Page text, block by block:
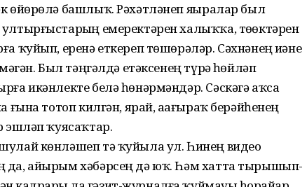
өйөрөлә башлыҡ. Рәхәтләнеп яҙҙыралар был
емеректәрен халыҡҡа, төҙөктәрен
ҡуйып, еренә еткереп төшөрәләр. Сәхнәнең иҙәне
Был тәңгәлдә етәксенең түрҙә һөйләп
икәнлекте белә һөнәрмәндәр. Сәскәгә аҡса
ғына тотоп килгән, ярай, аҙағыраҡ берәйһенең
эшләп ҡуясаҡтар.
көнләшеп тә ҡуйыла ул. Һинең видео
да, айырым хәбәрсең дә юҡ. Һәм хатта тырышып-